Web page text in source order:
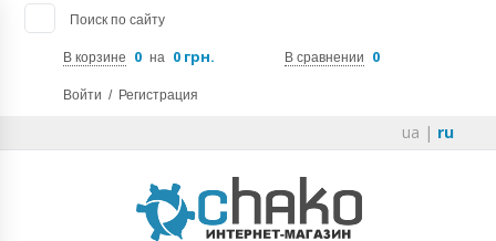
Поиск по сайту
В корзине 0 на 0 грн. В сравнении 0
Войти / Регистрация
ua | ru